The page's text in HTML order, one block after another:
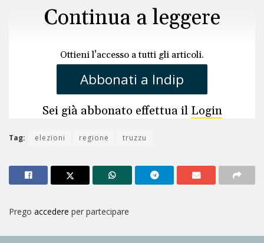
Continua a leggere
Ottieni l’accesso a tutti gli articoli.
Abbonati a Indip
Sei già abbonato effettua il Login
Tag: elezioni regione truzzu
Prego accedere per partecipare